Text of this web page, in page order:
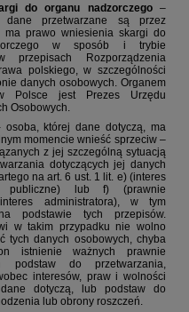
do organu nadzorczego –
dane przetwarzane są przez
ma prawo wniesienia skargi do
w sposób i trybie
przepisach Rozporządzenia
polskiego, w szczególności
danych osobowych. Organem
Polsce jest Prezes Urzędu
Osobowych.
osoba, której dane dotyczą, ma
momencie wnieść sprzeciw –
z jej szczególną sytuacją
dotyczących jej danych
na art. 6 ust. 1 lit. e) (interes
publiczne) lub f) (prawnie
administratora), w tym
podstawie tych przepisów.
w takim przypadku nie wolno
tych danych osobowych, chyba
istnienie ważnych prawnie
podstaw do przetwarzania,
interesów, praw i wolności
dotyczą, lub podstaw do
lub obrony roszczeń.